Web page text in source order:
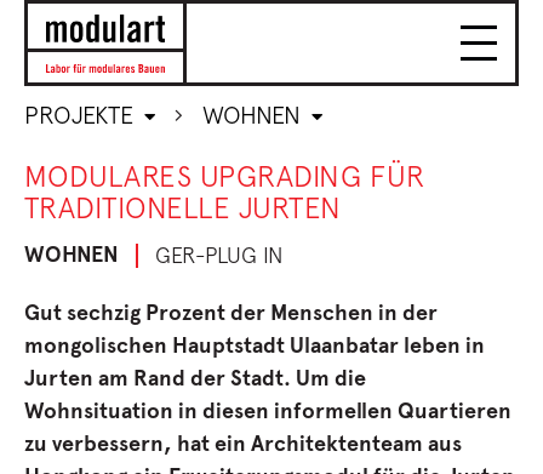
PROJEKTE WOHNEN
MODULARES UPGRADING FÜR
TRADITIONELLE JURTEN
WOHNEN GER-PLUG IN
Gut sechzig Prozent der Menschen in der
mongolischen Hauptstadt Ulaanbatar leben in
Jurten am Rand der Stadt. Um die
Wohnsituation in diesen informellen Quartieren
zu verbessern, hat ein Architektenteam aus